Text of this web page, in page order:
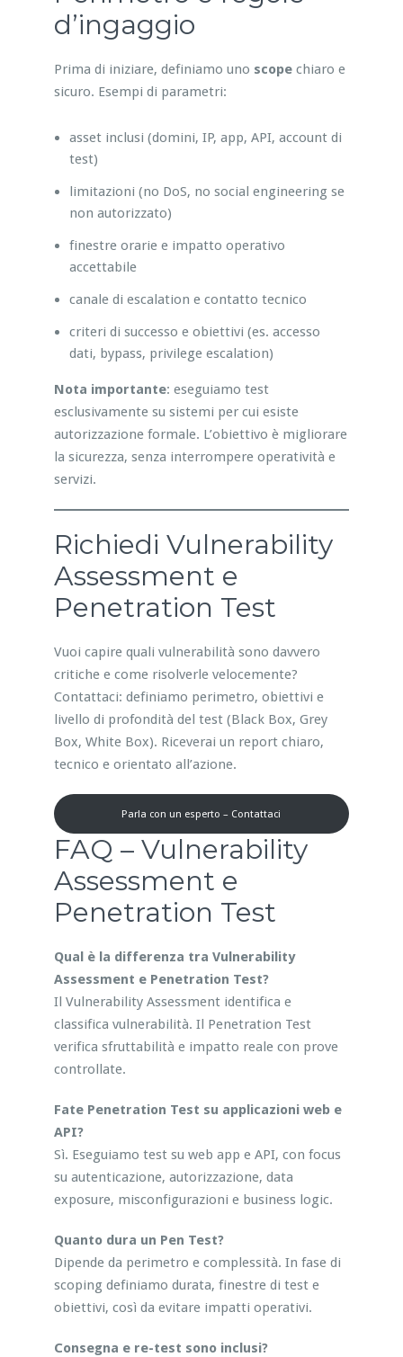
d’ingaggio
Prima di iniziare, definiamo uno scopechiaro e
sicuro. Esempi di parametri:
asset inclusi (domini, IP, app, API, account di
test)
limitazioni (no DoS, no social engineering se
non autorizzato)
finestre orarie e impatto operativo
accettabile
canale di escalation e contatto tecnico
criteri di successo e obiettivi (es. accesso
dati, bypass, privilege escalation)
Nota importante: eseguiamo test
esclusivamente su sistemi per cui esiste
autorizzazione formale. L’obiettivo è migliorare
la sicurezza, senza interrompere operatività e
servizi.
Richiedi Vulnerability
Assessment e
Penetration Test
Vuoi capire quali vulnerabilità sono davvero
critiche e come risolverle velocemente?
Contattaci: definiamo perimetro, obiettivi e
livello di profondità del test (Black Box, Grey
Box, White Box). Riceverai un report chiaro,
tecnico e orientato all’azione.
Parla con un esperto – Contattaci
FAQ – Vulnerability
Assessment e
Penetration Test
Qual è la differenza tra Vulnerability
Assessment e Penetration Test?
Il Vulnerability Assessment identifica e
classifica vulnerabilità. Il Penetration Test
verifica sfruttabilità e impatto reale con prove
controllate.
Fate Penetration Test su applicazioni web e
API?
Sì. Eseguiamo test su web app e API, con focus
su autenticazione, autorizzazione, data
exposure, misconfigurazioni e business logic.
Quanto dura un Pen Test?
Dipende da perimetro e complessità. In fase di
scoping definiamo durata, finestre di test e
obiettivi, così da evitare impatti operativi.
Consegna e re-test sono inclusi?